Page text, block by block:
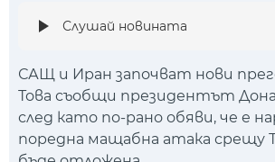
Слушай новината
САЩ и Иран започват нови
Това съобщи президентът
след като по-рано обяви, че е
поредна мащабна атака срещу